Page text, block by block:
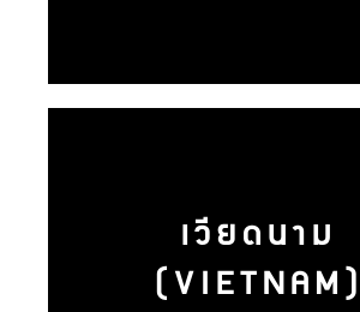
เวียดนาม
(VIETNAM)